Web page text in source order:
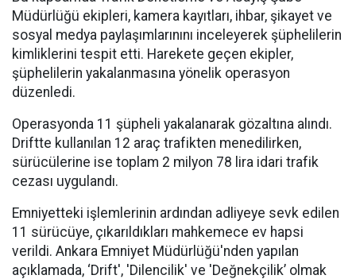
Müdürlüğü ekipleri, kamera kayıtları, ihbar, şikayet ve
sosyal medya paylaşımlarınını inceleyerek şüphelilerin
kimliklerini tespit etti. Harekete geçen ekipler,
şüphelilerin yakalanmasına yönelik operasyon
düzenledi.
Operasyonda 11 şüpheli yakalanarak gözaltına alındı.
Driftte kullanılan 12 araç trafikten menedilirken,
sürücülerine ise toplam 2 milyon 78 lira idari trafik
cezası uygulandı.
Emniyetteki işlemlerinin ardından adliyeye sevk edilen
11 sürücüye, çıkarıldıkları mahkemece ev hapsi
verildi. Ankara Emniyet Müdürlüğü'nden yapılan
açıklamada, ‘Drift', 'Dilencilik' ve 'Değnekçilik’ olmak